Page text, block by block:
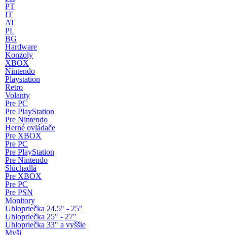
PT
IT
AT
PL
BG
Hardware
Konzoly
XBOX
Nintendo
Playstation
Retro
Volanty
Pre PC
Pre PlayStation
Pre Nintendo
Herné ovládače
Pre XBOX
Pre PC
Pre PlayStation
Pre Nintendo
Slúchadlá
Pre XBOX
Pre PC
Pre PSN
Monitory
Uhlopriečka 24,5" - 25"
Uhlopriečka 25" - 27"
Uhlopriečka 33" a vyššie
Myši